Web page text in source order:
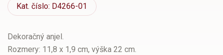
Kat. číslo: D4266-01
Dekoračný anjel.
Rozmery: 11,8 x 1,9 cm, výška 22 cm.